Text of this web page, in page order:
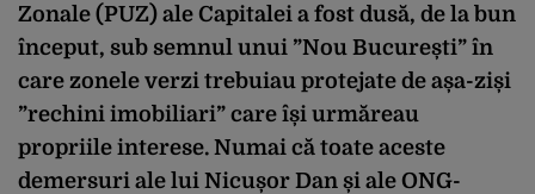
Zonale (PUZ) ale Capitalei a fost dusă, de la bun
început, sub semnul unui ”Nou București” în
care zonele verzi trebuiau protejate de așa-ziși
”rechini imobiliari” care își urmăreau
propriile interese. Numai că toate aceste
demersuri ale lui Nicușor Dan și ale ONG-